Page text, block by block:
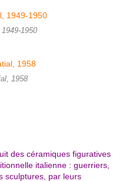
1950
1958
des céramiques figuratives
italienne : guerriers,
sculptures, par leurs